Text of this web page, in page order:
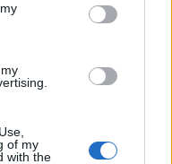
of my
with the